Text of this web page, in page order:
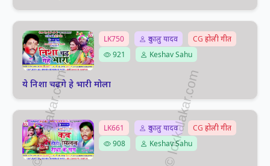
LK750 दुकालु यादव
CG होली गीत
921
Keshav Sahu
ये निशा चढ़गे हे भारी मोला
LK661 दुकालु यादव
CG होली गीत
908
Keshav Sahu